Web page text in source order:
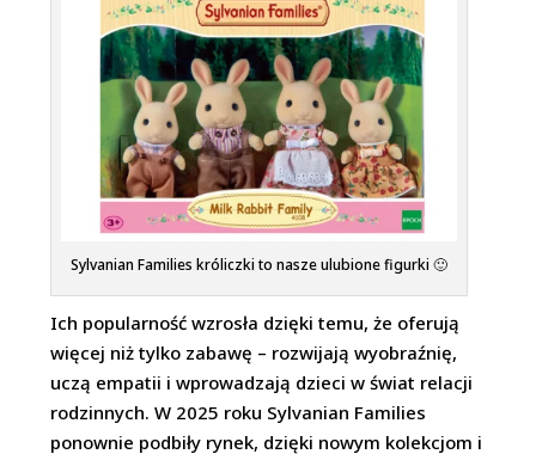
Sylvanian Families króliczki to nasze ulubione figurki 🙂
Ich popularność wzrosła dzięki temu, że oferują
więcej niż tylko zabawę – rozwijają wyobraźnię,
uczą empatii i wprowadzają dzieci w świat relacji
rodzinnych. W 2025 roku Sylvanian Families
ponownie podbiły rynek, dzięki nowym kolekcjom i